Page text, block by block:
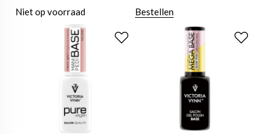
Niet op voorraad
Bestellen